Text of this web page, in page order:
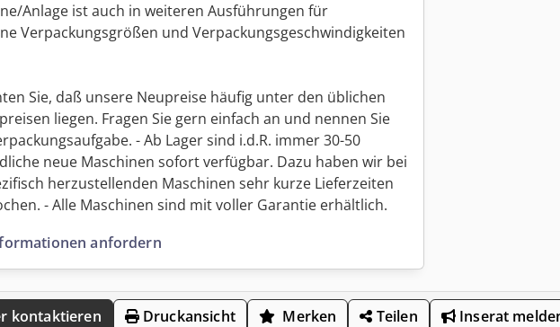
Anlage ist auch in weiteren Ausführungen für
Verpackungsgrößen und Verpackungsgeschwindigkeiten
Sie, daß unsere Neupreise häufig unter den üblichen
liegen. Fragen Sie gern einfach an und nennen Sie
- Ab Lager sind i.d.R. immer 30-50
neue Maschinen sofort verfügbar. Dazu haben wir bei
herzustellenden Maschinen sehr kurze Lieferzeiten
- Alle Maschinen sind mit voller Garantie erhältlich.
anfordern
kontaktieren Druckansicht Merken Teilen Inserat